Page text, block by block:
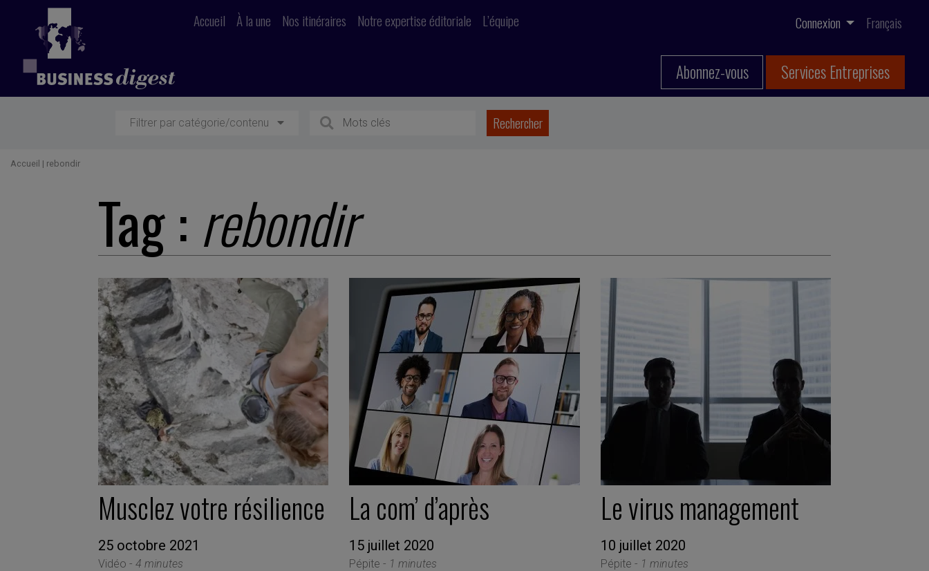
Accueil À la une Nos itinéraires Notre expertise éditoriale L’équipe Connexion Français
Abonnez-vous Services Entreprises
Filtrer par catégorie/contenu
Accueil | rebondir
Tag : rebondir
Musclez votre résilience
25 octobre 2021
Vidéo - 4 minutes
La com’ d’après
15 juillet 2020
Pépite - 1 minutes
Le virus management
10 juillet 2020
Pépite - 1 minutes